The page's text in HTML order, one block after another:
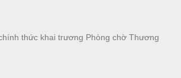
thức khai trương Phòng chờ Thương